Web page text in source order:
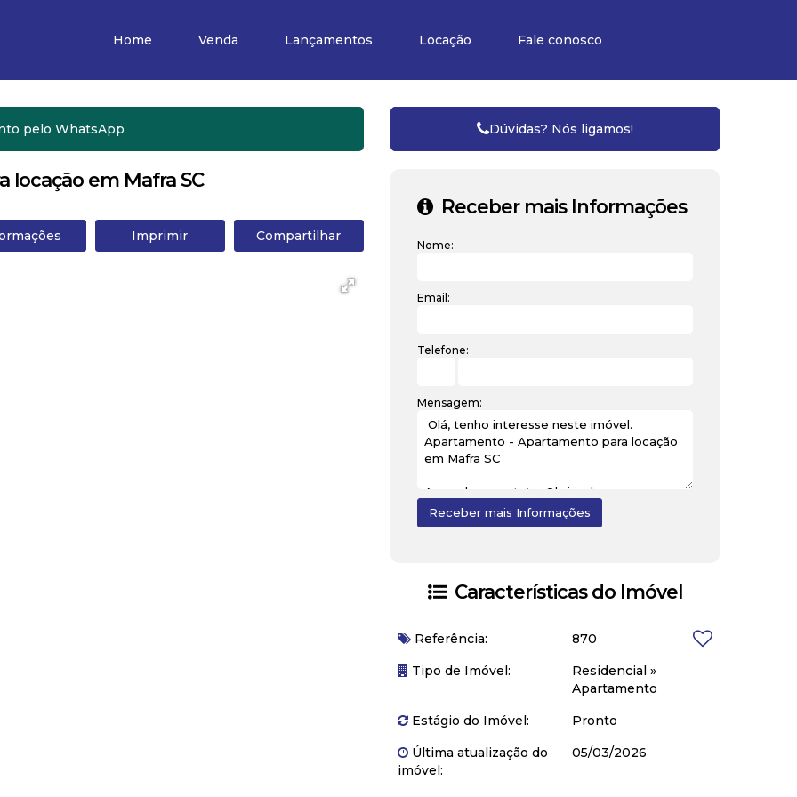
Fale conosco
Locação
Lançamentos
Venda
Home
pelo WhatsApp
em Mafra SC
Imprimir Compartilhar
Dúvidas? Nós ligamos!
Receber mais Informações
Nome:
Email:
Telefone:
Mensagem:
Características do Imóvel
Referência:
870
Tipo de Imóvel:
Residencial »
Apartamento
Estágio do Imóvel:
Pronto
Última atualização do
imóvel:
05/03/2026